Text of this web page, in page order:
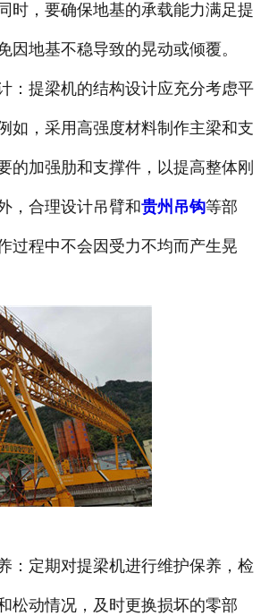
联系我们
时，要确保地基的承载能力满足提
因地基不稳导致的晃动或倾覆。
提梁机的结构设计应充分考虑平
如，采用高强度材料制作主梁和支
的加强肋和支撑件，以提高整体刚
，合理设计吊臂和贵州吊钩等部
过程中不会因受力不均而产生晃
定期对提梁机进行维护保养，检
松动情况，及时更换损坏的零部